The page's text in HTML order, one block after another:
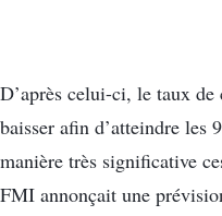
D’après celui-ci, le taux
baisser afin d’atteindre les
manière très significative
FMI annonçait une